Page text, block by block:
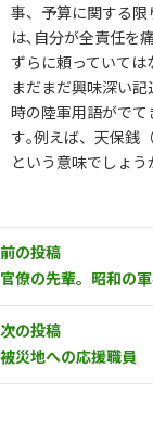
事、予算に関する限
は､自分が全責任を
ずらに頼っていては
まだまだ興味深い
時の陸軍用語がでて
す｡例えば、天保銭
という意味でしょう
前の投稿
官僚の先輩。昭和の
次の投稿
被災地への応援職員